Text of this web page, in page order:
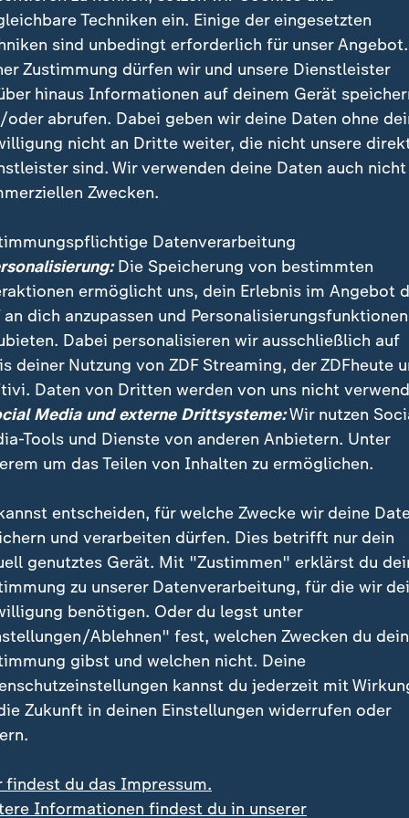
ihren bisherigen Höchstwert.
für Bundeskanzler
von Bundeskanzler
(CDU) fällt
Legislaturperiode: 46 Prozent der Befragten
genauso viele (46 Prozent) bewerten sein Tun
im Folgenden jeweils "weiß nicht").
mit der Arbeit der Bundesregierung
der Deutschen stellen der Koalition ein
macht sie ihre Sache eher gut. Zudem ist nur
dass CDU/CSU und SPD in der
werden. 55 Prozent, darunter auch
und SPD-Anhänger, glauben das nicht.
Techniken ein. Einige der eingesetzten
sind unbedingt erforderlich für unser
Zustimmung dürfen wir und unsere Dienstleister
hinaus Informationen auf deinem Gerät
oder abrufen. Dabei geben wir deine Daten ohne
nicht an Dritte weiter, die nicht unsere
sind. Wir verwenden deine Daten auch nicht
Zwecken.
Datenverarbeitung
Die Speicherung von bestimmten
ermöglicht uns, dein Erlebnis im Angebot
an dich anzupassen und Personalisierungsfunktionen
Dabei personalisieren wir ausschließlich auf
deiner Nutzung von ZDF Streaming, der ZDFheute
Daten von Dritten werden von uns nicht
Media und externe Drittsysteme:Wir nutzen
Tools und Dienste von anderen Anbietern. Unter
um das Teilen von Inhalten zu ermöglichen.
entscheiden, für welche Zwecke wir deine
und verarbeiten dürfen. Dies betrifft nur dein
genutztes Gerät. Mit "Zustimmen" erklärst du
zu unserer Datenverarbeitung, für die wir
benötigen. Oder du legst unter
Ablehnen" fest, welchen Zwecken du
gibst und welchen nicht. Deine
kannst du jederzeit mit
Zukunft in deinen Einstellungen widerrufen oder
findest du das Impressum.
Informationen findest du in unserer